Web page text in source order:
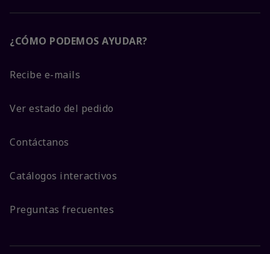
¿CÓMO PODEMOS AYUDAR?
Recibe e-mails
Ver estado del pedido
Contáctanos
Catálogos interactivos
Preguntas frecuentes